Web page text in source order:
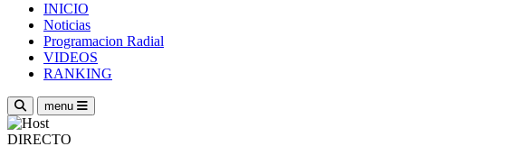
INICIO
Noticias
Programacion Radial
VIDEOS
RANKING
menu
DIRECTO